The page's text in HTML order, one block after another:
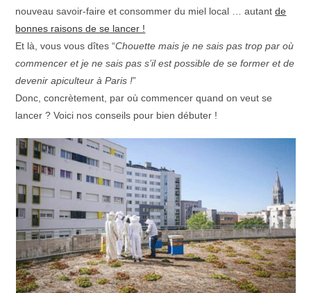
nouveau savoir-faire et consommer du miel local … autantde
bonnes raisons de se lancer !
Et là, vous vous dîtes “Chouette mais je ne sais pas trop par où
commencer et je ne sais pas s’il est possible de se former et de
devenir apiculteur à Paris !”
Donc, concrètement, par où commencer quand on veut se
lancer ? Voici nos conseils pour bien débuter !